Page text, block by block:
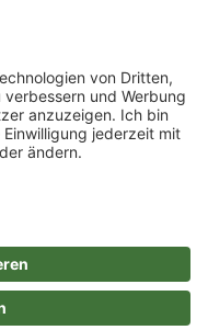
(UVP) des Herstellers.
für: